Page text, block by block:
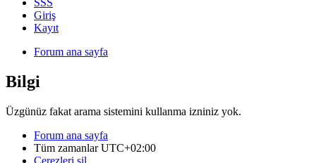
Giriş
Kayıt
Forum ana sayfa
Bilgi
Üzgünüz fakat arama sistemini kullanma izniniz yok.
Forum ana sayfa
Tüm zamanlarUTC+02:00
Çerezleri sil